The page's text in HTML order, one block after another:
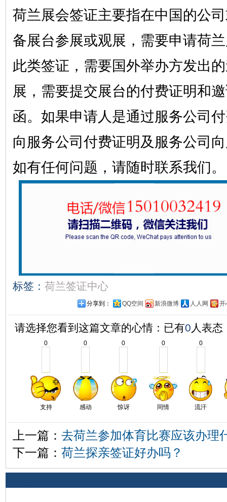
荷兰展会签证主要指在中国的公
备展台参展或观展，需要申请荷
此类签证，需要国外举办方发出
展，需要提交展台的付费证明和
函。如果申请人是通过服务公司
向服务公司付费证明及服务公司
如有任何问题，请随时联系我们。
标签： 荷兰签证中心
分享到： QQ空间 新浪微博 人人网 开
请选择您看到这篇文章的心情：已有0 人表态
0
支持
0
感动
0
惊讶
0
同情
0
流汗
上一篇： 去荷兰参加体育比赛应该办理
下一篇： 荷兰探亲签证好办吗？